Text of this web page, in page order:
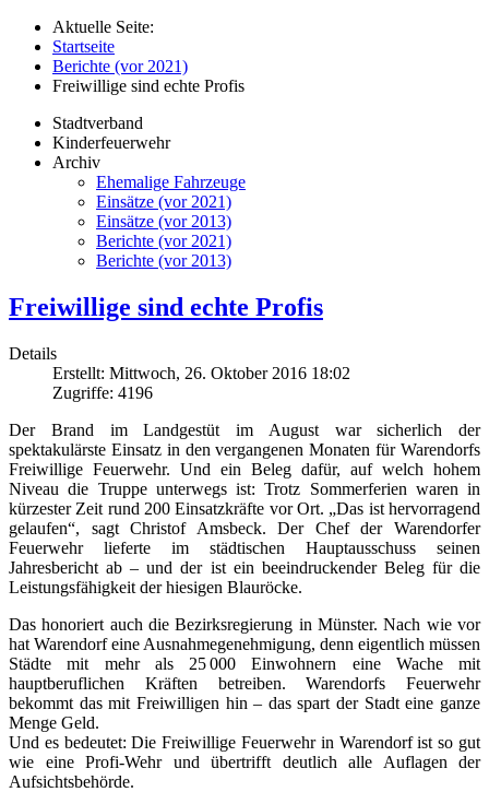
Aktuelle Seite:
Startseite
Berichte (vor 2021)
Freiwillige sind echte Profis
Stadtverband
Kinderfeuerwehr
Archiv
Ehemalige Fahrzeuge
Einsätze (vor 2021)
Einsätze (vor 2013)
Berichte (vor 2021)
Berichte (vor 2013)
Freiwillige sind echte Profis
Details
Erstellt: Mittwoch, 26. Oktober 2016 18:02
Zugriffe: 4196
Der Brand im Landgestüt im August war sicherlich der
spektakulärste Einsatz in den vergangenen Monaten für Warendorfs
Freiwillige Feuerwehr. Und ein Beleg dafür, auf welch hohem
Niveau die Truppe unterwegs ist: Trotz Sommerferien waren in
kürzester Zeit rund 200 Einsatzkräfte vor Ort. „Das ist hervorragend
gelaufen“, sagt Christof Amsbeck. Der Chef der Warendorfer
Feuerwehr lieferte im städtischen Hauptausschuss seinen
Jahresbericht ab – und der ist ein beeindruckender Beleg für die
Leistungsfähigkeit der hiesigen Blauröcke.
Das honoriert auch die Bezirksregierung in Münster. Nach wie vor
hat Warendorf eine Ausnahmegenehmigung, denn eigentlich müssen
Städte mit mehr als 25 000 Einwohnern eine Wache mit
hauptberuflichen Kräften betreiben. Warendorfs Feuerwehr
bekommt das mit Freiwilligen hin – das spart der Stadt eine ganze
Menge Geld.
Und es bedeutet: Die Freiwillige Feuerwehr in Warendorf ist so gut
wie eine Profi-Wehr und übertrifft deutlich alle Auflagen der
Aufsichtsbehörde.